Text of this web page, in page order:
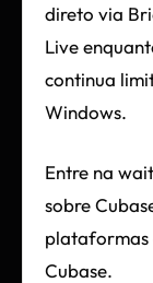
direto via
Live
continua
Windows.
Entre na
sobre
plataformas
Cubase.